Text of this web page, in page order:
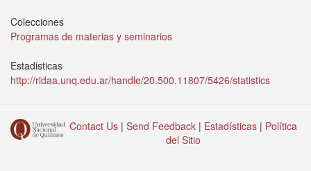
Colecciones
Programas de materias y seminarios
Estadisticas
http://ridaa.unq.edu.ar/handle/20.500.11807/5426/statistics
Contact Us| Send Feedback| Estadísticas| Política
del Sitio